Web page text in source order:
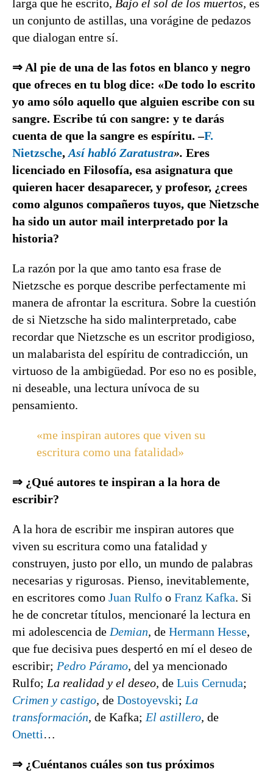
larga que he escrito, Bajo el sol de los muertos, es
un conjunto de astillas, una vorágine de pedazos
que dialogan entre sí.
⇒ Al pie de una de las fotos en blanco y negro
que ofreces en tu blog dice: «De todo lo escrito
yo amo sólo aquello que alguien escribe con su
sangre. Escribe tú con sangre: y te darás
cuenta de que la sangre es espíritu. –F.
Nietzsche, Así habló Zaratustra». Eres
licenciado en Filosofía, esa asignatura que
quieren hacer desaparecer, y profesor, ¿crees
como algunos compañeros tuyos, que Nietzsche
ha sido un autor mail interpretado por la
historia?
La razón por la que amo tanto esa frase de
Nietzsche es porque describe perfectamente mi
manera de afrontar la escritura. Sobre la cuestión
de si Nietzsche ha sido malinterpretado, cabe
recordar que Nietzsche es un escritor prodigioso,
un malabarista del espíritu de contradicción, un
virtuoso de la ambigüedad. Por eso no es posible,
ni deseable, una lectura unívoca de su
pensamiento.
«me inspiran autores que viven su
escritura como una fatalidad»
⇒ ¿Qué autores te inspiran a la hora de
escribir?
A la hora de escribir me inspiran autores que
viven su escritura como una fatalidad y
construyen, justo por ello, un mundo de palabras
necesarias y rigurosas. Pienso, inevitablemente,
en escritores como Juan Rulfo o Franz Kafka. Si
he de concretar títulos, mencionaré la lectura en
mi adolescencia de Demian, de Hermann Hesse,
que fue decisiva pues despertó en mí el deseo de
escribir; Pedro Páramo, del ya mencionado
Rulfo; La realidad y el deseo, de Luis Cernuda;
Crimen y castigo, de Dostoyevski; La
transformación, de Kafka; El astillero, de
Onetti…
⇒ ¿Cuéntanos cuáles son tus próximos